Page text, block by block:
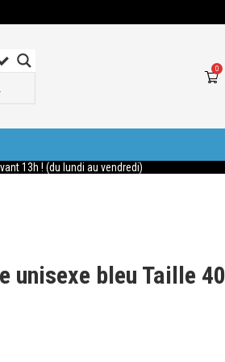
0
13h ! (du lundi au vendredi)
unisexe bleu Taille 40